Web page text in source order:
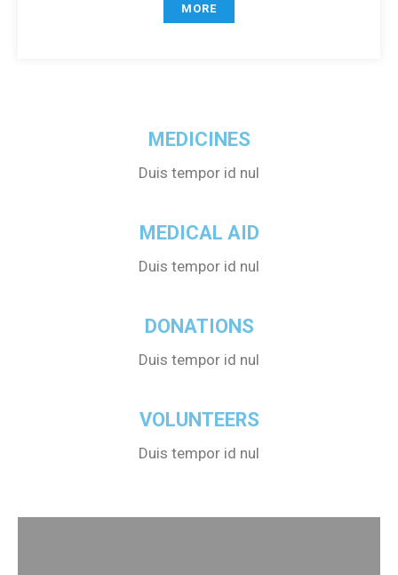
MORE
MEDICINES
Duis tempor id nul
MEDICAL AID
Duis tempor id nul
DONATIONS
Duis tempor id nul
VOLUNTEERS
Duis tempor id nul